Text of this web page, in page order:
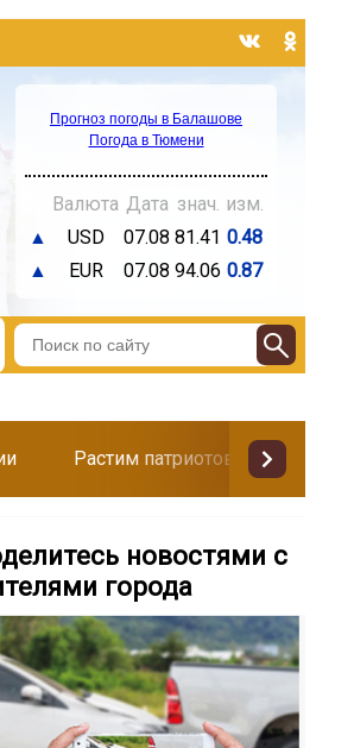
Прогноз погоды в Балашове
Погода в Тюмени
Валюта Дата знач. изм.
▲
USD 07.08 81.41 0.48
▲
EUR 07.08 94.06 0.87
Растим патриотов
новостями с
города